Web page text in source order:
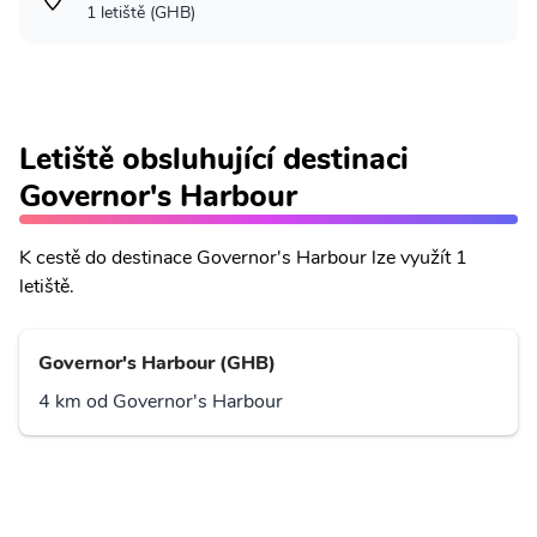
1 letiště (GHB)
Letiště obsluhující destinaci
Governor's Harbour
K cestě do destinace Governor's Harbour lze využít 1
letiště.
Governor's Harbour (GHB)
4 km od Governor's Harbour